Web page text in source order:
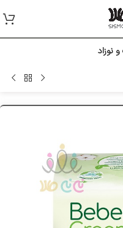
نوزاد